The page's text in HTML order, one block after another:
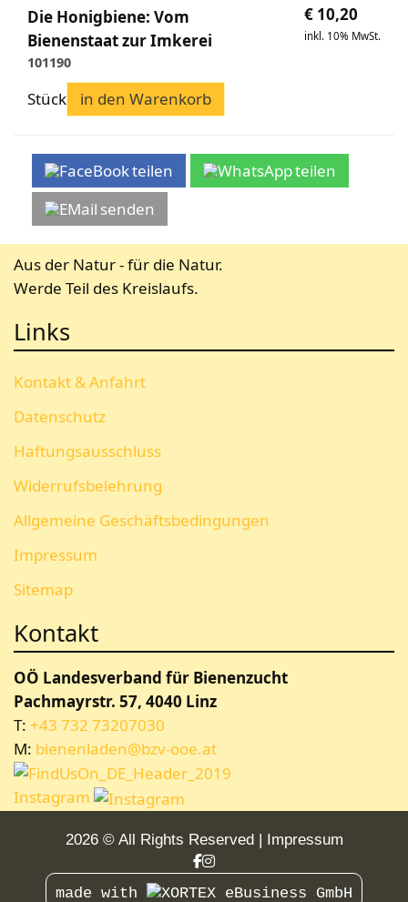
Die Honigbiene: Vom
Bienenstaat zur Imkerei
101190
€ 10,20
inkl. 10% MwSt.
Stück in den Warenkorb
teilen
teilen
senden
Aus der Natur - für die Natur.
Werde Teil des Kreislaufs.
Links
Kontakt & Anfahrt
Datenschutz
Haftungsausschluss
Widerrufsbelehrung
Allgemeine Geschäftsbedingungen
Impressum
Sitemap
Kontakt
OÖ Landesverband für Bienenzucht
Pachmayrstr. 57, 4040 Linz
T: +43 732 73207030
M: bienenladen@bzv-ooe.at
Instagram
2026 © All Rights Reserved Impressum
made with